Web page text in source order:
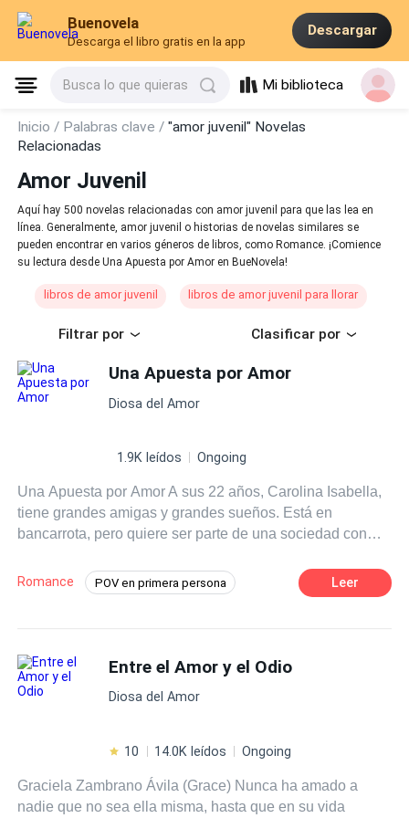
Buenovela
Descarga el libro gratis en la app
Descargar
Busca lo que quieras Mi biblioteca
Inicio / Palabras clave /"amor juvenil" Novelas
Relacionadas
Amor Juvenil
Aquí hay 500 novelas relacionadas con amor juvenil para que las lea en
línea. Generalmente, amor juvenil o historias de novelas similares se
pueden encontrar en varios géneros de libros, como Romance. ¡Comience
su lectura desde Una Apuesta por Amor en BueNovela!
libros de amor juvenil libros de amor juvenil para llorar
Filtrar por Clasificar por
Una Apuesta por Amor
Diosa del Amor
1.9K leídos Ongoing
Una Apuesta por Amor A sus 22 años, Carolina Isabella,
tiene grandes amigas y grandes sueños. Está en
bancarrota, pero quiere ser parte de una sociedad con
cafetería, en un giro inesperado del destino, sus amigas
le hacen una propuesta, tiene que ganar una apuesta,
noche de pasión ella se interesa por el chico, pero sabe
que tiene que ganar esa apuesta. Axel David, es un chico
de 28 años muy entusiasta, que el día que le pide
con otro, pero que quiere estar con los dos, pero él se
podrá cobrar esa herencia que su padre le ha prometido.
Dolido se va a otra ciudad donde conoce a una linda
Romance POV en primera persona Leer
Entre el Amor y el Odio
Diosa del Amor
10 14.0K leídos Ongoing
Graciela Zambrano Ávila (Grace) Nunca ha amado a
nadie que no sea ella misma, hasta que en su vida